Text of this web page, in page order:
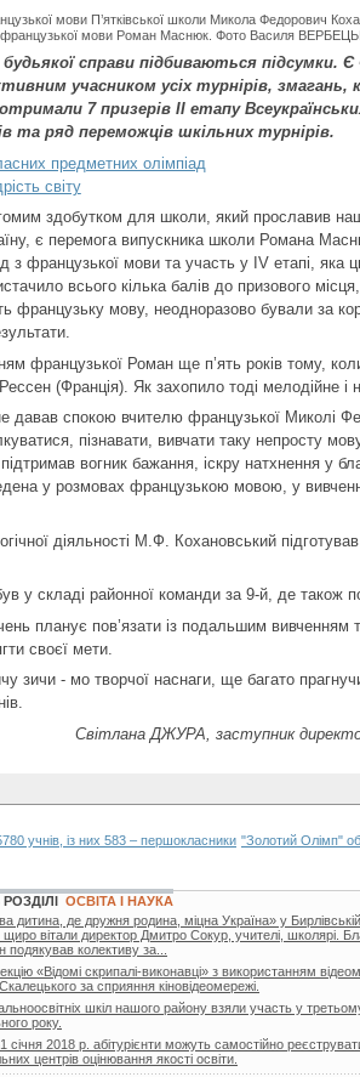
мови П’ятківської школи Микола Федорович
французької мови Роман Маснюк. Фото Василя
справи підбиваються підсумки. Є
учасником усіх турнірів, змагань,
7 призерів II етапу
та ряд переможців шкільних турнірів.
предметних олімпіад
світу
здобутком для школи, який прославив
є перемога випускника школи Романа
з французької мови та участь у IV етапі, яка
всього кілька балів до призового
французьку мову, неодноразово бували за
французької Роман ще п’ять років тому,
(Франція). Як захопило тоді мелодійне і
не давав спокою вчителю французької Миколі
пізнавати, вивчати таку непросту
вогник бажання, іскру натхнення у
у розмовах французькою мовою, у
діяльності М.Ф. Кохановський
у складі районної команди за 9-й, де також
планує пов’язати із подальшим
своєї мети.
зичи - мо творчої наснаги, ще багато
Світлана ДЖУРА, заступник
учнів, із них 583 – першокласники "Золотий Олімп"
ОСВІТА І НАУКА
дитина, де дружня родина, міцна Україна» у Бирлівській
щиро вітали директор Дмитро Сокур, учителі, школярі.
подякував колективу за...
«Відомі скрипалі-виконавці» з використанням
за сприяння кіновідеомережі.
шкіл нашого району взяли участь у
року.
січня 2018 р. абітурієнти можуть самостійно
центрів оцінювання якості освіти.